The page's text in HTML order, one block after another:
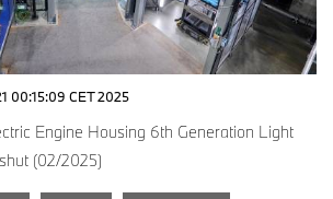
00:15:09 CET 2025
Engine Housing 6th Generation Light
(02/2025)